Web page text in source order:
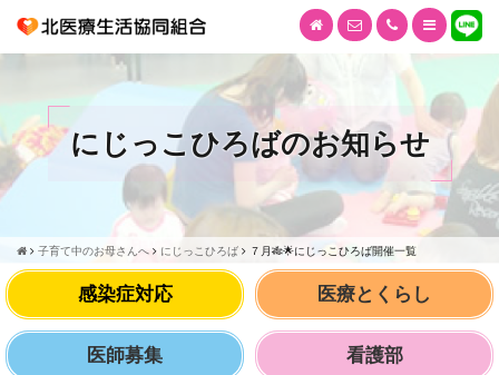
にじっこひろばのお知らせ
子育て中のお母さんへ にじっこひろば ７月🎋🌟にじっこひろば開催一覧
感染症対応 医療とくらし
医師募集 看護部